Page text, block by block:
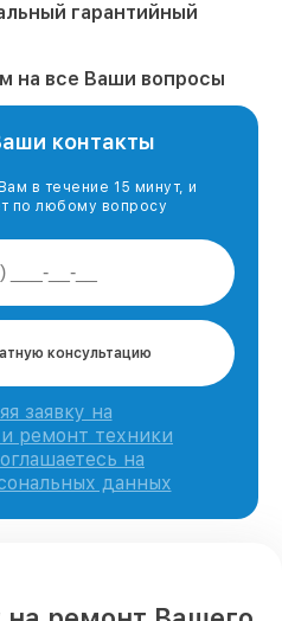
гарантийный
на все Ваши вопросы
контакты
в течение 15 минут, и
по любому вопросу
консультацию
заявку на
ремонт техники
на
данных